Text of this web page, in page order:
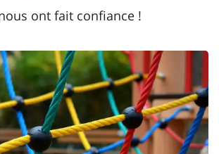
ont fait confiance !